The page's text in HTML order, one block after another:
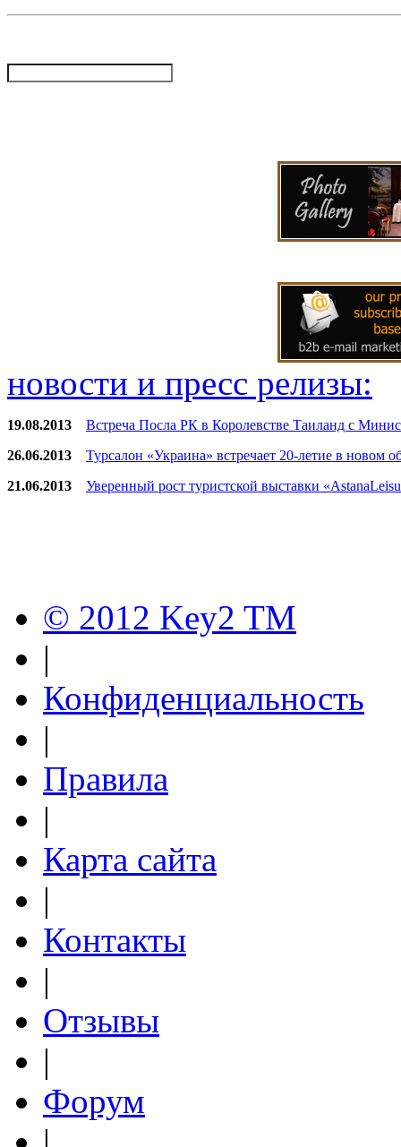
новости и пресс релизы:
19.08.2013
Встреча Посла РК в Королевстве Таиланд с
26.06.2013
Турсалон «Украина» встречает 20-летие в новом
21.06.2013
Уверенный рост туристской выставки
© 2012 Key2 TM
|
Конфиденциальность
|
Правила
|
Карта сайта
|
Контакты
|
Отзывы
|
Форум